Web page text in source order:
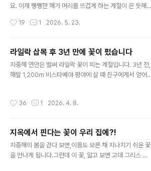
록 잎 사이에서 더욱 선명한 흰빛을 드러냈습니다. 가까이
로 펼쳐진 꽃이 단정하고..
요. 이제 쨍쨍한 해가 머리를 뜨겁게 하는 계절이 온 듯해
에 일어나 사진 몇 장 편집했는데, 여러분과 공유해요. 요
씩 우리 삶이 보이더라고요. 우린 살면서 자꾸 내 어두운 곳
과 부족한 것만 더 바라보더라고요. 그게 잘 살기 위한 나의
채찍질이란 걸 알지만, 마음이 향한 방향만큼은 언제나...따
뜻하고 환한 곳이었으면 좋겠습니다. 꽃은 누가 가르쳐주
니다. 저도 지칠 때가 참 많아요. 하루하루 일상에 치여 피
19 1 2026. 5. 23.
라일락 삽목 후 3년 만에 꽃이 폈습니다
지중해 연안은 벌써 라일락 꽃이 피는 계절입니다. 3년 전,
해발 1,200m 비스타베야 평야에 살 때 친구에게서 얻어
라 꽃을 피우기 시작했습니다! 제가 키우는 라일락은 서양
라고 하는데, 정원용으로 많이들 키우는 듯합니다. 하지만
지중해 연안은 겨울 기온이 잘 내려가지 않아 라일락 꽃이
잘 피지 않는다고 해요. 우리 집은 겨울에 영하로 떨어지는
36 1 2026. 4. 8.
지옥에서 핀다는 꽃이 우리 집에?!
지중해의 봄을 걷다 보면,이름도 모른 채 지나치기 쉬운 꽃
을 만나게 됩니다.그런데 이 꽃, 알고 보면 고대 그리스 신